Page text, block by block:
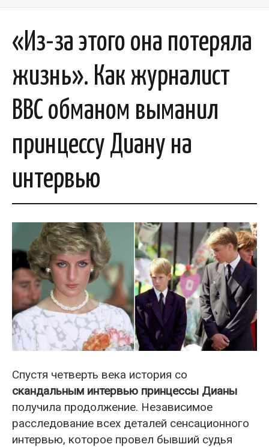
«Из-за этого она потеряла
жизнь». Как журналист
BBC обманом выманил
принцессу Диану на
интервью
Спустя четверть века история со
скандальным интервью принцессы Дианы
получила продолжение. Независимое
расследование всех деталей сенсационного
интервью, которое провел бывший судья